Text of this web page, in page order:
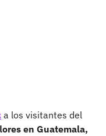
a los visitantes del
en Guatemala,